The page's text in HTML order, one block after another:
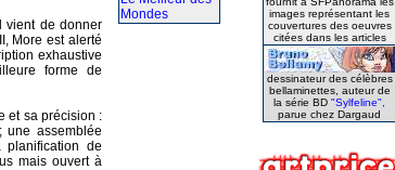
vient de donner
More est alerté
exhaustive
forme de
et sa précision :
une assemblée
planification de
mais ouvert à
Mondes
images représentant les
couvertures des oeuvres
citées dans les articles
dessinateur des célèbres
bellaminettes, auteur de
la série BD "Sylfeline",
parue chez Dargaud